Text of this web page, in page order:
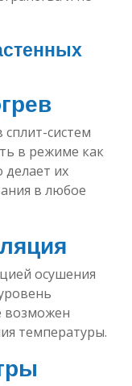
систем
в режиме как
делает их
в любое
осушения
возможен
температуры.